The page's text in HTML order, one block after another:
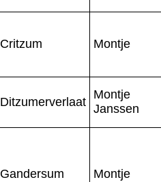
Critzum Montje
Ditzumerverlaat
Montje
Janssen
Gandersum Montje